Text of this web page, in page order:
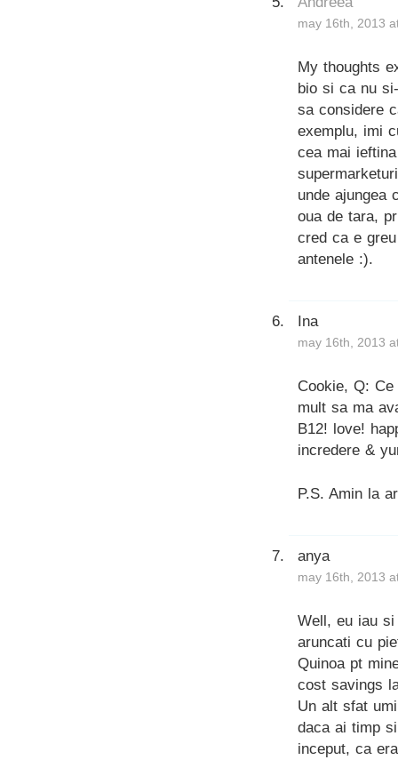
may 16th, 2013
My thoughts
bio si ca nu
sa considere
exemplu, imi
cea mai
unde ajungea
oua de tara,
cred ca e
antenele :).
Ina
may 16th, 2013
Cookie, Q:
mult sa ma
B12! love!
incredere &
P.S. Amin la
anya
may 16th, 2013
Well, eu iau
aruncati cu
Quinoa pt
cost savings
Un alt sfat
daca ai timp
inceput, ca